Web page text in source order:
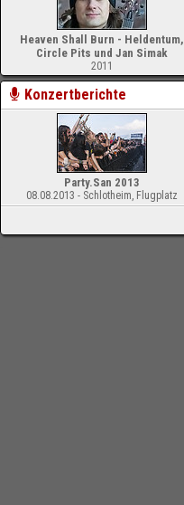
Heaven Shall Burn - Heldentum,
Circle Pits und Jan Simak
2011
Konzertberichte
Party.San 2013
08.08.2013 - Schlotheim, Flugplatz